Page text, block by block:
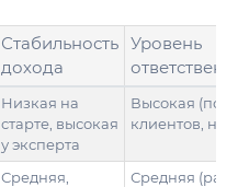
Стабильность
дохода
Уровень
Низкая на
старте, высокая
у эксперта
Высокая
клиентов,
Средняя,
Средняя